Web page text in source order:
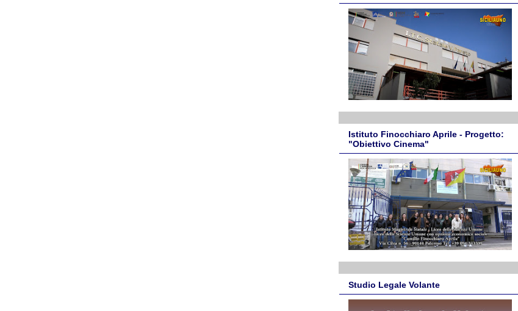
Istituto Finocchiaro Aprile - Progetto:
"Obiettivo Cinema"
Studio Legale Volante